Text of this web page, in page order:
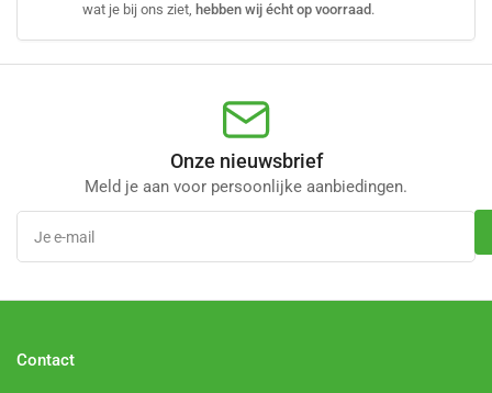
wat je bij ons ziet, hebben wij écht op voorraad .
Onze nieuwsbrief
Meld je aan voor persoonlijke aanbiedingen.
Je
mail
Contact